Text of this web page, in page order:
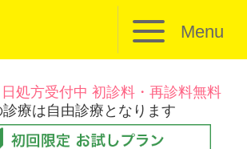
Menu
処方受付中 初診料・再診料無料
診療は自由診療となります